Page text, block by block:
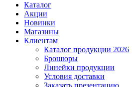
Каталог
Акции
Новинки
Магазины
Клиентам
Каталог продукции 2026
Брошюры
Линейки продукции
Условия доставки
Заказать презентацию